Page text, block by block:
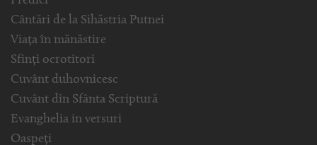
Cântări de la Sihăstria Putnei
Viața în mănăstire
Sfinți ocrotitori
Cuvânt duhovnicesc
Cuvânt din Sfânta Scriptură
Evanghelia in versuri
Oaspeți